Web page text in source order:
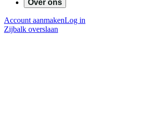
Over ons
Account aanmakenLog in
Zijbalk overslaan